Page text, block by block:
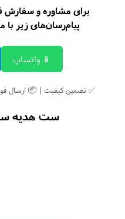
برای مشاوره و سفارش
پیام‌رسان‌های زیر با
📱 واتساپ
✅ تضمین کیفیت | 📦 ارسال
ست هدیه سرنا